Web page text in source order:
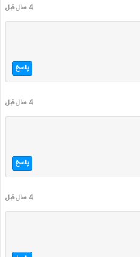
4 سال قبل
پاسخ
4 سال قبل
پاسخ
4 سال قبل